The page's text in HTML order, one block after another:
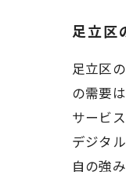
足立区
足立区
の需要
サービ
デジタ
自の強